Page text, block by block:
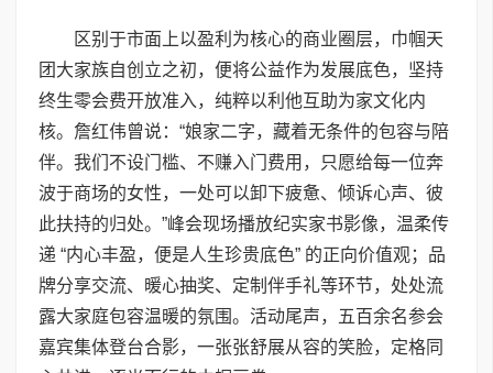
区别于市面上以盈利为核心的商业圈层，巾帼天
团大家族自创立之初，便将公益作为发展底色，坚持
终生零会费开放准入，纯粹以利他互助为家文化内
核。詹红伟曾说：“娘家二字，藏着无条件的包容与陪
伴。我们不设门槛、不赚入门费用，只愿给每一位奔
波于商场的女性，一处可以卸下疲惫、倾诉心声、彼
此扶持的归处。”峰会现场播放纪实家书影像，温柔传
递 “内心丰盈，便是人生珍贵底色” 的正向价值观；品
牌分享交流、暖心抽奖、定制伴手礼等环节，处处流
露大家庭包容温暖的氛围。活动尾声，五百余名参会
嘉宾集体登台合影，一张张舒展从容的笑脸，定格同